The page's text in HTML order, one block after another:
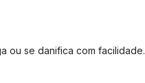
ou se danifica com facilidade.